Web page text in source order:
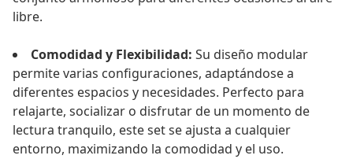
libre.
Comodidad y Flexibilidad: Su diseño modular
permite varias configuraciones, adaptándose a
diferentes espacios y necesidades. Perfecto para
relajarte, socializar o disfrutar de un momento de
lectura tranquilo, este set se ajusta a cualquier
entorno, maximizando la comodidad y el uso.